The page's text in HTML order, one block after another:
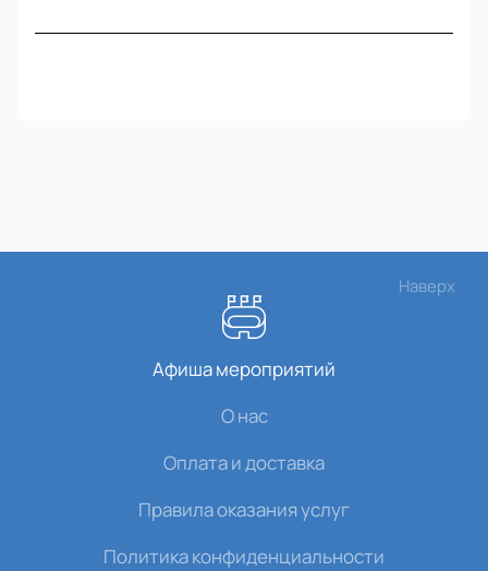
Наверх
Афиша мероприятий
О нас
Оплата и доставка
Правила оказания услуг
Политика конфиденциальности